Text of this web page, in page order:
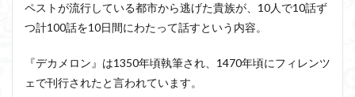
ペストが流行している都市から逃げた貴族が、10人で10話ず
つ計100話を10日間にわたって話すという内容。
『デカメロン』は1350年頃執筆され、1470年頃にフィレンツ
ェで刊行されたと言われています。